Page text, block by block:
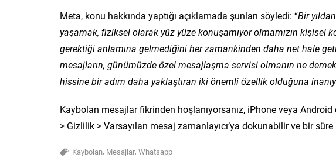
Meta, konu hakkında yaptığı açıklamada şunları söyledi: “Bir
yaşamak, fiziksel olarak yüz yüze konuşamıyor olmamızın kişisel
gerektiği anlamına gelmediğini her zamankinden daha net hale
mesajların, günümüzde özel mesajlaşma servisi olmanın ne
hissine bir adım daha yaklaştıran iki önemli özellik olduğuna
Kaybolan mesajlar fikrinden hoşlanıyorsanız, iPhone veya Android
> Gizlilik > Varsayılan mesaj zamanlayıcı’ya dokunabilir ve bir
Kaybolan, Mesajlar, Whatsapp